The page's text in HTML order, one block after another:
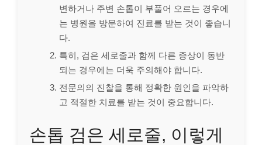
변하거나 주변 손톱이 부풀어 오르는 경우에
는 병원을 방문하여 진료를 받는 것이 좋습니
다.
특히, 검은 세로줄과 함께 다른 증상이 동반
되는 경우에는 더욱 주의해야 합니다.
전문의의 진찰을 통해 정확한 원인을 파악하
고 적절한 치료를 받는 것이 중요합니다.
손톱 검은 세로줄, 이렇게